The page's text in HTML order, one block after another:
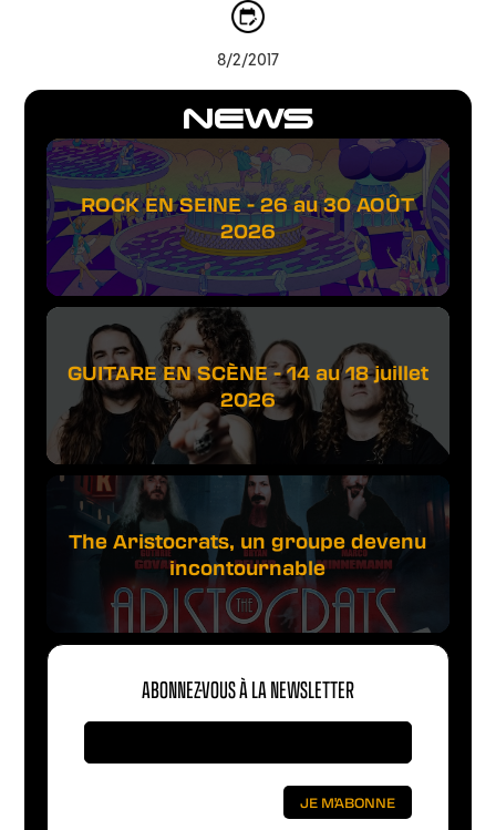
NEWS
ROCK EN SEINE - 26 au 30 AOÛT
2026
GUITARE EN SCÈNE - 14 au 18 juillet
2026
The Aristocrats, un groupe devenu
incontournable
ABONNEZ-VOUS À LA NEWSLETTER
8/2/2017